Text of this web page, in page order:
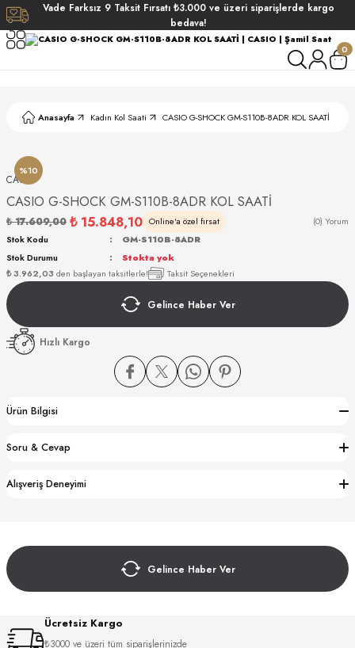
Vade Farksız 9 Taksit Fırsatı ₺3.000 ve üzeri siparişlerde kargo
bedava!
0
Anasayfa Kadın Kol Saati CASIO G-SHOCK GM-S110B-8ADR KOL SAATİ
%10
CASIO
CASIO G-SHOCK GM-S110B-8ADR KOL SAATİ
₺ 17.609,00 ₺ 15.848,10 Online'a özel fırsat (0) Yorum
₺ 3.962,03 den başlayan taksitlerle! Taksit Seçenekleri
Stok Kodu
GM-S110B-8ADR
Stok Durumu
Stokta yok
Gelince Haber Ver
Hızlı Kargo
Ürün Bilgisi
Soru & Cevap
Alışveriş Deneyimi
Gelince Haber Ver
Ücretsiz Kargo
₺3000 ve üzeri tüm siparişlerinizde